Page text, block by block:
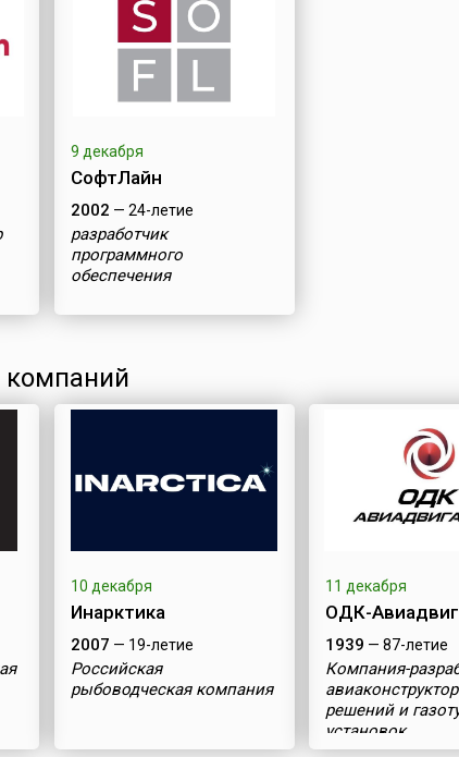
9 декабря
СофтЛайн
2002 — 24-летие
разработчик
программного
обеспечения
10 декабря
Инарктика
2007 — 19-летие
Российская
рыбоводческая компания
11 декабря
ОДК-
1939 — 87-летие
Компания-
решений и
установок